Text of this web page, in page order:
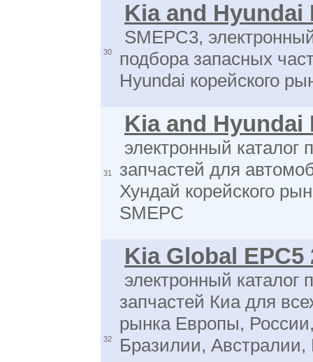
30
Kia and Hyundai
SMEPC3,
подбора запасных
Hyundai корейского
31
Kia and Hyundai
электронный каталог
запчастей для
Хундай корейского
SMEPC
32
Kia Global EPC5
электронный каталог
запчастей Киа для
рынка Европы,
Бразилии,